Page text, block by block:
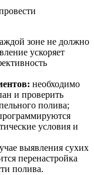
зоне не должно
ускоряет
необходимо
и проверить
полива;
условия и
выявления сухих
перенастройка
полива.